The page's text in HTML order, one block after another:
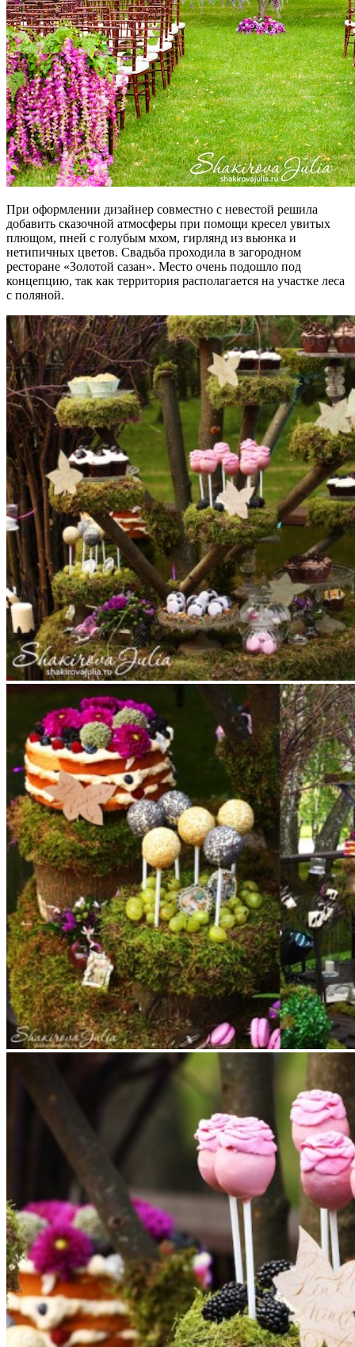
При оформлении дизайнер совместно с невестой решила
добавить сказочной атмосферы при помощи кресел увитых
плющом, пней с голубым мхом, гирлянд из вьюнка и
нетипичных цветов. Свадьба проходила в загородном
ресторане «Золотой сазан». Место очень подошло под
концепцию, так как территория располагается на участке леса
с поляной.